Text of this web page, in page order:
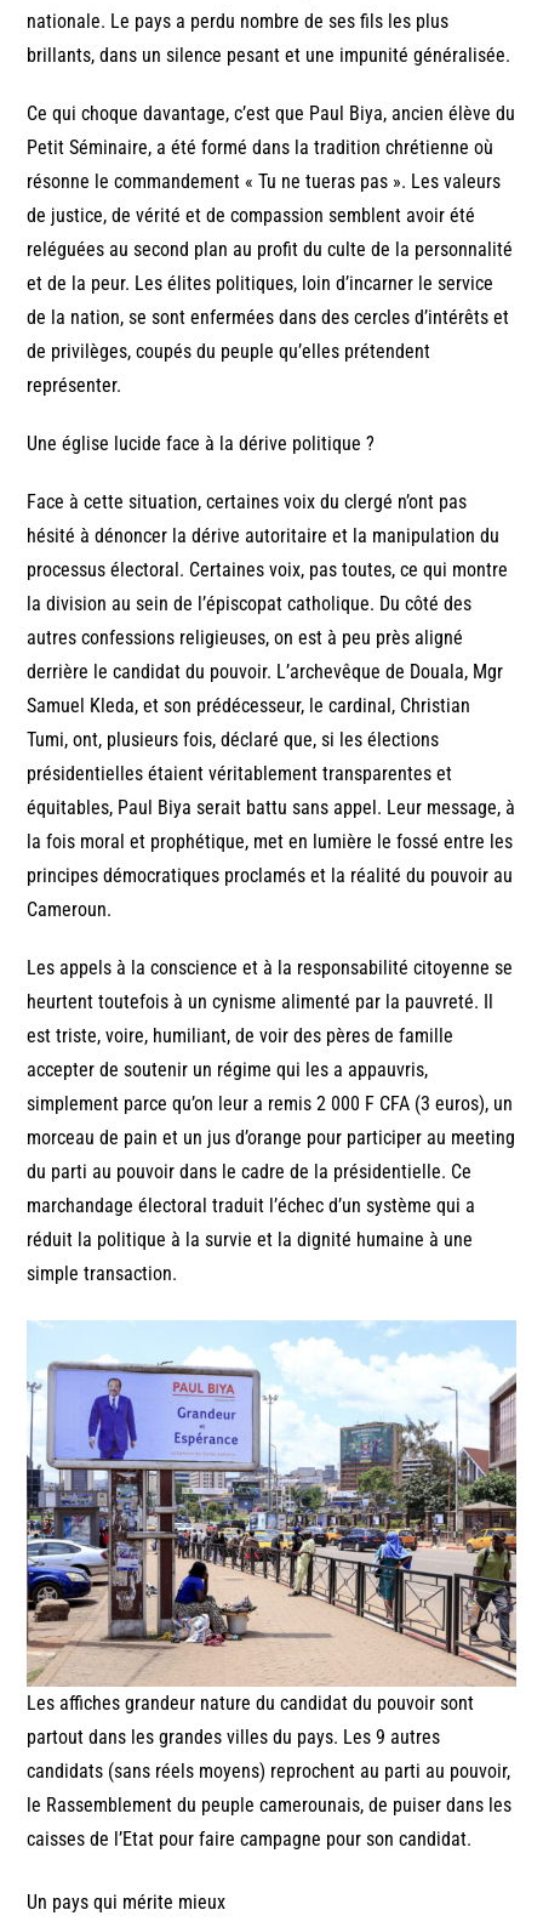
nationale. Le pays a perdu nombre de ses fils les plus
brillants, dans un silence pesant et une impunité généralisée.
Ce qui choque davantage, c’est que Paul Biya, ancien élève du
Petit Séminaire, a été formé dans la tradition chrétienne où
résonne le commandement « Tu ne tueras pas ». Les valeurs
de justice, de vérité et de compassion semblent avoir été
reléguées au second plan au profit du culte de la personnalité
et de la peur. Les élites politiques, loin d’incarner le service
de la nation, se sont enfermées dans des cercles d’intérêts et
de privilèges, coupés du peuple qu’elles prétendent
représenter.
Une église lucide face à la dérive politique ?
Face à cette situation, certaines voix du clergé n’ont pas
hésité à dénoncer la dérive autoritaire et la manipulation du
processus électoral. Certaines voix, pas toutes, ce qui montre
la division au sein de l’épiscopat catholique. Du côté des
autres confessions religieuses, on est à peu près aligné
derrière le candidat du pouvoir. L’archevêque de Douala, Mgr
Samuel Kleda, et son prédécesseur, le cardinal, Christian
Tumi, ont, plusieurs fois, déclaré que, si les élections
présidentielles étaient véritablement transparentes et
équitables, Paul Biya serait battu sans appel. Leur message, à
la fois moral et prophétique, met en lumière le fossé entre les
principes démocratiques proclamés et la réalité du pouvoir au
Cameroun.
Les appels à la conscience et à la responsabilité citoyenne se
heurtent toutefois à un cynisme alimenté par la pauvreté. Il
est triste, voire, humiliant, de voir des pères de famille
accepter de soutenir un régime qui les a appauvris,
simplement parce qu’on leur a remis 2 000 F CFA (3 euros), un
morceau de pain et un jus d’orange pour participer au meeting
du parti au pouvoir dans le cadre de la présidentielle. Ce
marchandage électoral traduit l’échec d’un système qui a
réduit la politique à la survie et la dignité humaine à une
simple transaction.
Les affiches grandeur nature du candidat du pouvoir sont
partout dans les grandes villes du pays. Les 9 autres
candidats (sans réels moyens) reprochent au parti au pouvoir,
le Rassemblement du peuple camerounais, de puiser dans les
caisses de l’Etat pour faire campagne pour son candidat.
Un pays qui mérite mieux